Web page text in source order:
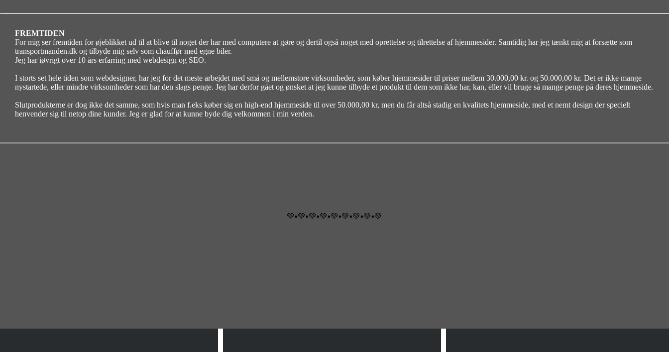
FREMTIDEN
For mig ser fremtiden for øjeblikket ud til at blive til noget der har med computere at gøre og dertil også noget med oprettelse og tilrettelse af hjemmesider. Samtidig har jeg tænkt mig at forsætte som
transportmanden.dk og tilbyde mig selv som chauffør med egne biler.
Jeg har iøvrigt over 10 års erfarring med webdesign og SEO.
I storts set hele tiden som webdesigner, har jeg for det meste arbejdet med små og mellemstore virksomheder, som køber hjemmesider til priser mellem 30.000,00 kr. og 50.000,00 kr. Det er ikke mange
nystartede, eller mindre virksomheder som har den slags penge. Jeg har derfor gået og ønsket at jeg kunne tilbyde et produkt til dem som ikke har, kan, eller vil bruge så mange penge på deres hjemmeside.
Slutprodukterne er dog ikke det samme, som hvis man f.eks køber sig en high-end hjemmeside til over 50.000,00 kr, men du får altså stadig en kvalitets hjemmeside, med et nemt design der specielt
henvender sig til netop dine kunder. Jeg er glad for at kunne byde dig velkommen i min verden.
💚▪️💚▪️💚▪️💚▪️💚▪️💚▪️💚▪️💚▪️💚